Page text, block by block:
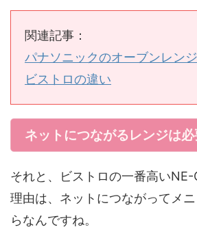
関連記事：
パナソニックのオーブンレン
ビストロの違い
ネットにつながるレンジは必
それと、ビストロの一番高い
理由は、ネットにつながってメ
らなんですね。